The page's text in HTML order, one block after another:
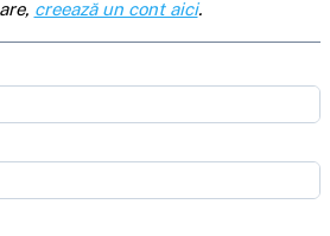
creează un cont aici.